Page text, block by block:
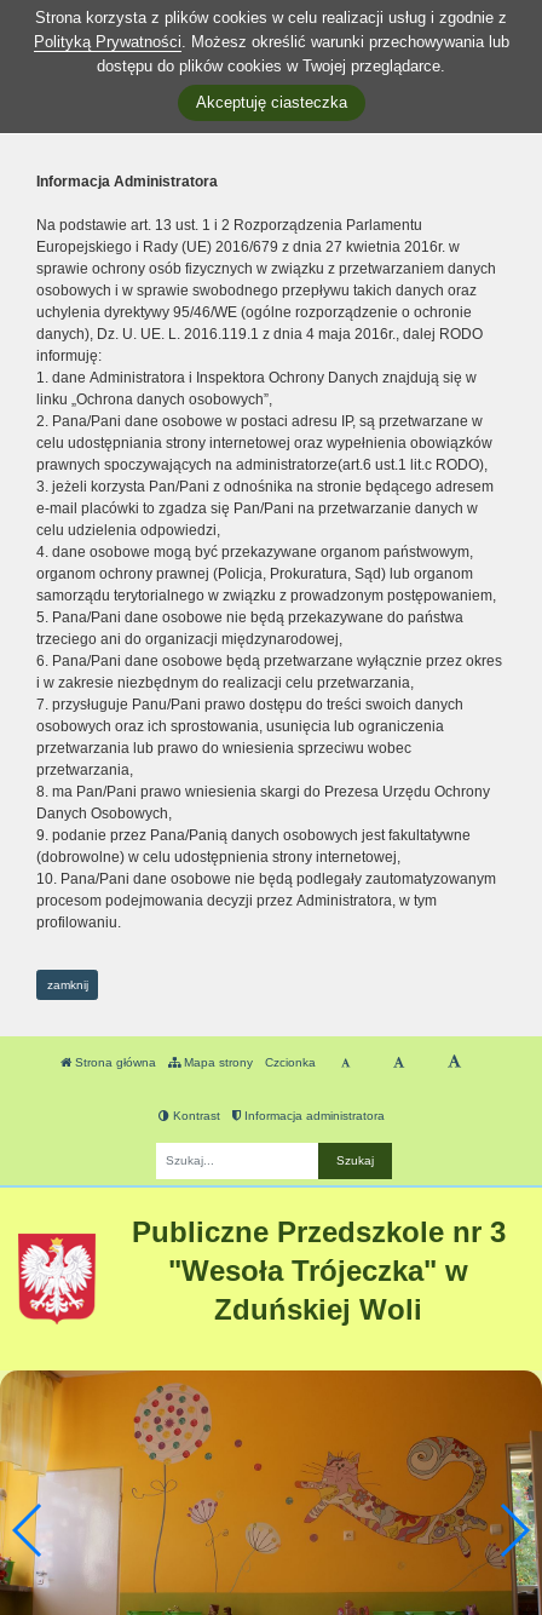
Strona korzysta z plików cookies w celu realizacji usług i zgodnie z
Polityką Prywatności. Możesz określić warunki przechowywania lub
dostępu do plików cookies w Twojej przeglądarce.
Akceptuję ciasteczka
Informacja Administratora
Na podstawie art. 13 ust. 1 i 2 Rozporządzenia Parlamentu
Europejskiego i Rady (UE) 2016/679 z dnia 27 kwietnia 2016r. w
sprawie ochrony osób fizycznych w związku z przetwarzaniem danych
osobowych i w sprawie swobodnego przepływu takich danych oraz
uchylenia dyrektywy 95/46/WE (ogólne rozporządzenie o ochronie
danych), Dz. U. UE. L. 2016.119.1 z dnia 4 maja 2016r., dalej RODO
informuję:
1. dane Administratora i Inspektora Ochrony Danych znajdują się w
linku „Ochrona danych osobowych”,
2. Pana/Pani dane osobowe w postaci adresu IP, są przetwarzane w
celu udostępniania strony internetowej oraz wypełnienia obowiązków
prawnych spoczywających na administratorze(art.6 ust.1 lit.c RODO),
3. jeżeli korzysta Pan/Pani z odnośnika na stronie będącego adresem
e-mail placówki to zgadza się Pan/Pani na przetwarzanie danych w
celu udzielenia odpowiedzi,
4. dane osobowe mogą być przekazywane organom państwowym,
organom ochrony prawnej (Policja, Prokuratura, Sąd) lub organom
samorządu terytorialnego w związku z prowadzonym postępowaniem,
5. Pana/Pani dane osobowe nie będą przekazywane do państwa
trzeciego ani do organizacji międzynarodowej,
6. Pana/Pani dane osobowe będą przetwarzane wyłącznie przez okres
i w zakresie niezbędnym do realizacji celu przetwarzania,
7. przysługuje Panu/Pani prawo dostępu do treści swoich danych
osobowych oraz ich sprostowania, usunięcia lub ograniczenia
przetwarzania lub prawo do wniesienia sprzeciwu wobec
przetwarzania,
8. ma Pan/Pani prawo wniesienia skargi do Prezesa Urzędu Ochrony
Danych Osobowych,
9. podanie przez Pana/Panią danych osobowych jest fakultatywne
(dobrowolne) w celu udostępnienia strony internetowej,
10. Pana/Pani dane osobowe nie będą podlegały zautomatyzowanym
procesom podejmowania decyzji przez Administratora, w tym
profilowaniu.
zamknij
Strona główna Mapa strony Czcionka
Kontrast Informacja administratora
Publiczne Przedszkole nr 3
"Wesoła Trójeczka" w
Zduńskiej Woli